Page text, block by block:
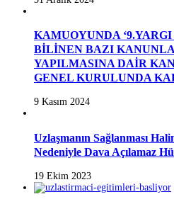
KAMUOYUNDA
BİLİNEN BAZI
YAPILMASINA DAİR
GENEL KURULUNDA
9 Kasım 2024
Uzlaşmanın Sağlanması
Nedeniyle Dava Açılamaz
19 Ekim 2023